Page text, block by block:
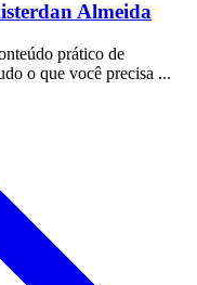
Almeida
prático de
o que você precisa ...